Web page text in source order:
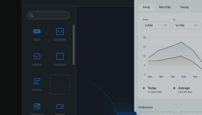
お問い合わせ
サポート
日本語